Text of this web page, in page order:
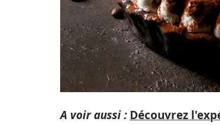
A voir aussi : Découvrez